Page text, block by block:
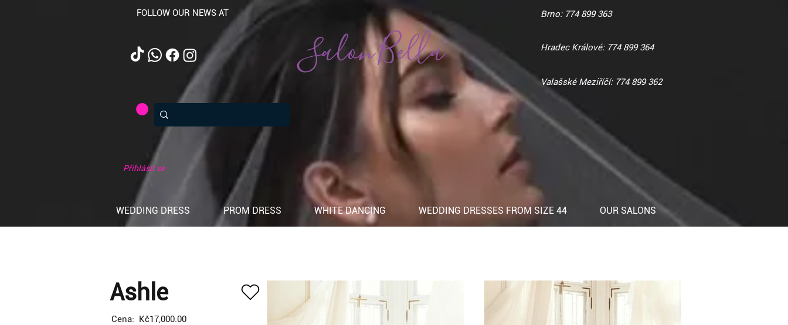
FOLLOW OUR NEWS AT
Salon Bella
Brno: 774 899 363
Hradec Králové: 774 899 364
Valašské Meziříčí: 774 899 362
Přihlásit se
WEDDING DRESS PROM DRESS WHITE DANCING WEDDING DRESSES FROM SIZE 44 OUR SALONS
Ashle
Cena: Kč17,000.00